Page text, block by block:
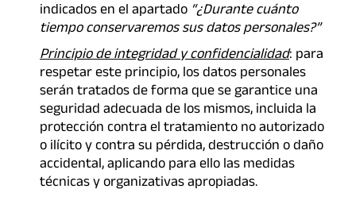
indicados en el apartado “¿Durante cuánto
tiempo conservaremos sus datos personales?”
Principio de integridad y confidencialidad: para
respetar este principio, los datos personales
serán tratados de forma que se garantice una
seguridad adecuada de los mismos, incluida la
protección contra el tratamiento no autorizado
o ilícito y contra su pérdida, destrucción o daño
accidental, aplicando para ello las medidas
técnicas y organizativas apropiadas.